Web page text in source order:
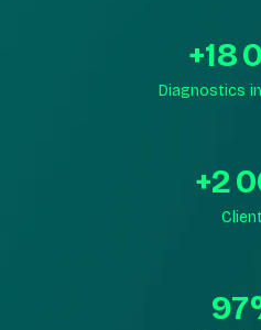
+18
Diagnostics
+2
97